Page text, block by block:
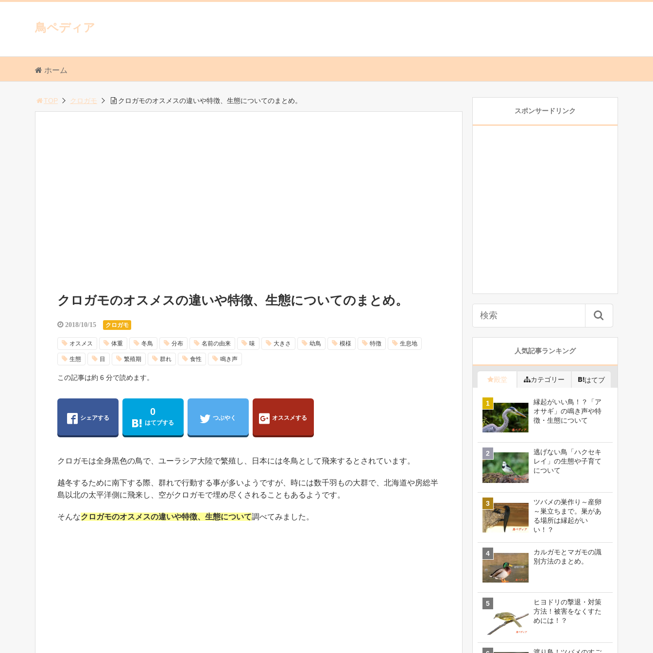
鳥ペディア
ホーム
TOP クロガモ クロガモのオスメスの違いや特徴、生態についてのまとめ。
クロガモのオスメスの違いや特徴、生態についてのまとめ。
2018/10/15 クロガモ
オスメス 体重 冬鳥 分布 名前の由来 味 大きさ 幼鳥 模様 特徴 生息地
生態 目 繁殖期 群れ 食性 鳴き声
この記事は約 6 分で読めます。
シェアする
0
はてブする
つぶやく オススメする
クロガモは全身黒色の鳥で、ユーラシア大陸で繁殖し、日本には冬鳥として飛来するとされています。
越冬するために南下する際、群れで行動する事が多いようですが、時には数千羽もの大群で、北海道や房総半
島以北の太平洋側に飛来し、空がクロガモで埋め尽くされることもあるようです。
そんなクロガモのオスメスの違いや特徴、生態について調べてみました。
スポンサードリンク
人気記事ランキング
殿堂 カテゴリー はてブ
縁起がいい鳥！？「ア
オサギ」の鳴き声や特
徴・生態について
逃げない鳥「ハクセキ
レイ」の生態や子育て
について
ツバメの巣作り～産卵
～巣立ちまで。巣があ
る場所は縁起がい
い！？
カルガモとマガモの識
別方法のまとめ。
ヒヨドリの撃退・対策
方法！被害をなくすた
めには！？